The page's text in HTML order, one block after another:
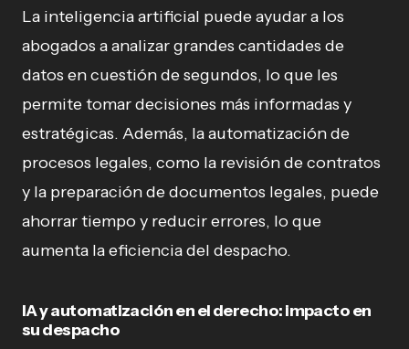
La inteligencia artificial puede ayudar a los
abogados a analizar grandes cantidades de
datos en cuestión de segundos, lo que les
permite tomar decisiones más informadas y
estratégicas. Además, la automatización de
procesos legales, como la revisión de contratos
y la preparación de documentos legales, puede
ahorrar tiempo y reducir errores, lo que
aumenta la eficiencia del despacho.
IA y automatización en el derecho: impacto en
su despacho